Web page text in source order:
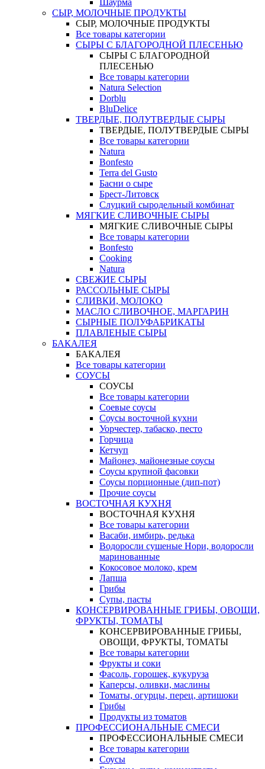
Шаурма
СЫР, МОЛОЧНЫЕ ПРОДУКТЫ
СЫР, МОЛОЧНЫЕ ПРОДУКТЫ
Все товары категории
СЫРЫ С БЛАГОРОДНОЙ ПЛЕСЕНЬЮ
СЫРЫ С БЛАГОРОДНОЙ
ПЛЕСЕНЬЮ
Все товары категории
Natura Selection
Dorblu
BluDelice
ТВЕРДЫЕ, ПОЛУТВЕРДЫЕ СЫРЫ
ТВЕРДЫЕ, ПОЛУТВЕРДЫЕ СЫРЫ
Все товары категории
Natura
Bonfesto
Terra del Gusto
Басни о сыре
Брест-Литовск
Слуцкий сыродельный комбинат
МЯГКИЕ СЛИВОЧНЫЕ СЫРЫ
МЯГКИЕ СЛИВОЧНЫЕ СЫРЫ
Все товары категории
Bonfesto
Cooking
Natura
СВЕЖИЕ СЫРЫ
РАССОЛЬНЫЕ СЫРЫ
СЛИВКИ, МОЛОКО
МАСЛО СЛИВОЧНОЕ, МАРГАРИН
СЫРНЫЕ ПОЛУФАБРИКАТЫ
ПЛАВЛЕНЫЕ СЫРЫ
БАКАЛЕЯ
БАКАЛЕЯ
Все товары категории
СОУСЫ
СОУСЫ
Все товары категории
Соевые соусы
Соусы восточной кухни
Уорчестер, табаско, песто
Горчица
Кетчуп
Майонез, майонезные соусы
Соусы крупной фасовки
Соусы порционные (дип-пот)
Прочие соусы
ВОСТОЧНАЯ КУХНЯ
ВОСТОЧНАЯ КУХНЯ
Все товары категории
Васаби, имбирь, редька
Водоросли сушеные Нори, водоросли
маринованные
Кокосовое молоко, крем
Лапша
Грибы
Супы, пасты
КОНСЕРВИРОВАННЫЕ ГРИБЫ, ОВОЩИ,
ФРУКТЫ, ТОМАТЫ
КОНСЕРВИРОВАННЫЕ ГРИБЫ,
ОВОЩИ, ФРУКТЫ, ТОМАТЫ
Все товары категории
Фрукты и соки
Фасоль, горошек, кукуруза
Каперсы, оливки, маслины
Томаты, огурцы, перец, артишоки
Грибы
Продукты из томатов
ПРОФЕССИОНАЛЬНЫЕ СМЕСИ
ПРОФЕССИОНАЛЬНЫЕ СМЕСИ
Все товары категории
Соусы